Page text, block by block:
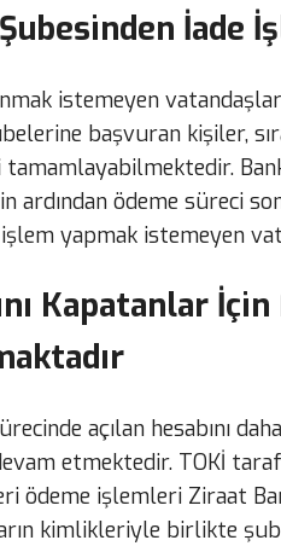
İade
istemeyen
başvuran kişiler,
ardından ödeme süreci
yapmak istemeyen
Kapatanlar
açılan hesabını
etmektedir. TOKİ
ödeme işlemleri Ziraat
kimlikleriyle birlikte